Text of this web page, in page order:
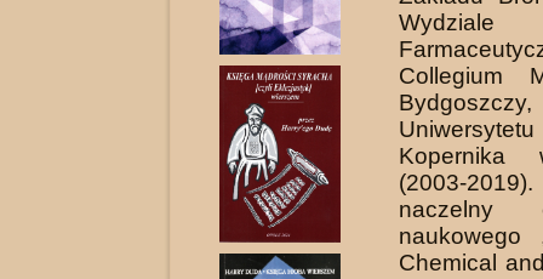
Wydziale
Collegium
Bydgoszczy,
Kopernika
(2003-
naczelny
naukowego
Chemical